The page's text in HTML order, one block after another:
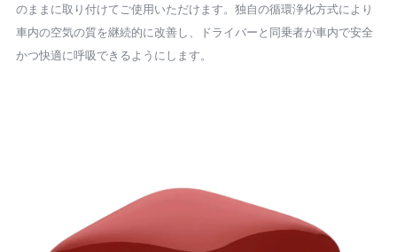
のままに取り付けてご使用いただけます。独自の循環浄化方式により
車内の空気の質を継続的に改善し、ドライバーと同乗者が車内で安全
かつ快適に呼吸できるようにします。